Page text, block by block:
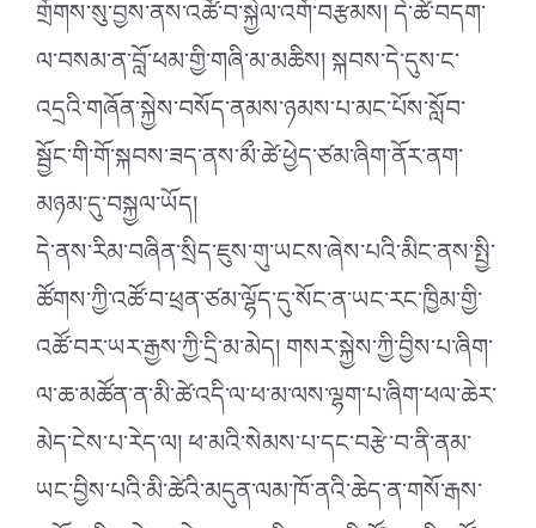
གྲོགས་སུ་བྱས་ནས་འཚོ་བ་སྐྱེལ་འགོ་བརྩམས། དེ་ཚེ་བདག་
ལ་བསམ་ན་བློ་ཕམ་གྱི་གཞི་མ་མཆིས། སྐབས་དེ་དུས་ང་
འདྲའི་གཞོན་སྐྱེས་བསོད་ནམས་ཉམས་པ་མང་པོས་སློབ་
སྦྱོང་གི་གོ་སྐབས་ཟད་ནས་མྀ་ཚེ་ཕྱེད་ཙམ་ཞིག་ནོར་ནག་
མཉམ་དུ་བསྐྱལ་ཡོད།
དེ་ནས་རིམ་བཞིན་སྲིད་ཇུས་གུ་ཡངས་ཞེས་པའི་མིང་ནས་སྤྱི་
ཚོགས་ཀྱི་འཚོ་བ་ཕྲན་ཙམ་ལྷོད་དུ་སོང་ན་ཡང་རང་ཁྱིམ་གྱི་
འཚོ་བར་ཡར་རྒྱས་ཀྱི་དྲི་མ་མེད། གསར་སྐྱེས་ཀྱི་བྱིས་པ་ཞིག་
ལ་ཆ་མཚོན་ན་མི་ཚེ་འདི་ལ་ཕ་མ་ལས་ལྷག་པ་ཞིག་ཕལ་ཆེར་
མེད་ངེས་པ་རེད་ལ། ཕ་མའི་སེམས་པ་དང་བརྩེ་བ་ནི་ནམ་
ཡང་བྱིས་པའི་མི་ཚེའི་མདུན་ལམ་ཁོ་ནའི་ཆེད་ན་གསོ་རྒས་